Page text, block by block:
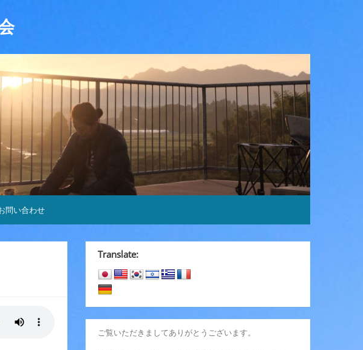
問い合わせ
Translate:
ご覧いただきましてありがとうございます。